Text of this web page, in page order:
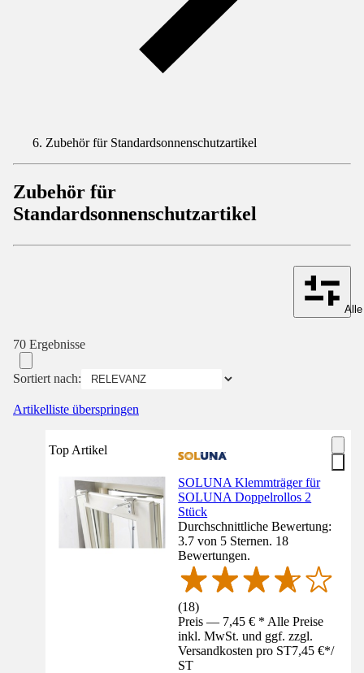
Zubehör für Standardsonnenschutzartikel
Zubehör für
Standardsonnenschutzartikel
70 Ergebnisse
Sortiert nach:
Artikelliste überspringen
Top Artikel
SOLUNA Klemmträger für
SOLUNA Doppelrollos 2
Stück
Durchschnittliche Bewertung:
3.7 von 5 Sternen. 18
Bewertungen.
(18)
Preis — 7,45 € * Alle Preise
inkl. MwSt. und ggf. zzgl.
Versandkosten pro ST7,45 €*/
ST